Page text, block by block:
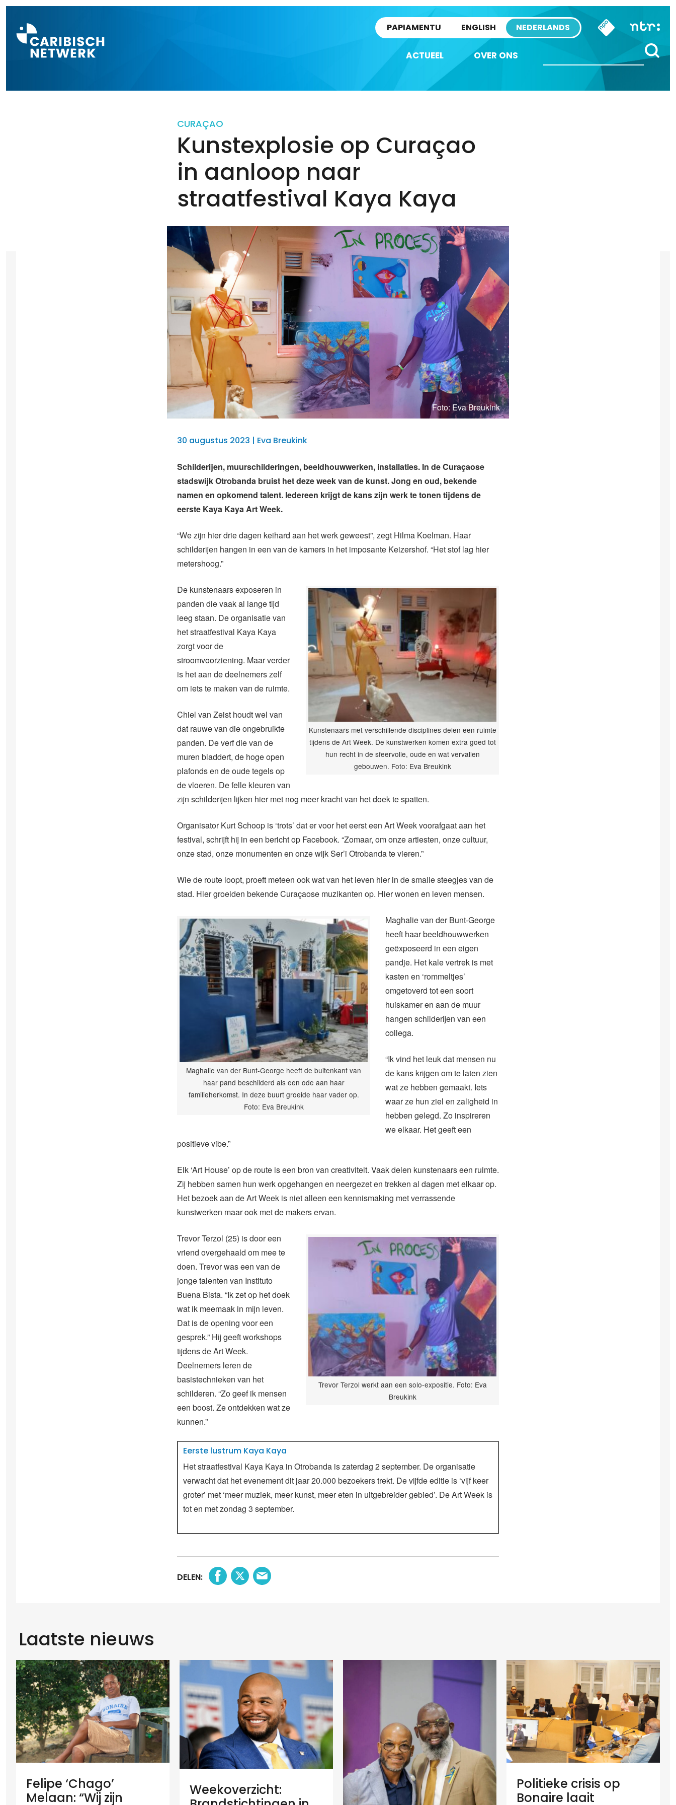
PAPIAMENTU ENGLISH NEDERLANDS
ACTUEEL OVER ONS
CURAÇAO
Kunstexplosie op Curaçao
in aanloop naar
straatfestival Kaya Kaya
Foto: Eva Breukink
30 augustus 2023 | Eva Breukink
Schilderijen, muurschilderingen, beeldhouwwerken, installaties. In de Curaçaose
stadswijk Otrobanda bruist het deze week van de kunst. Jong en oud, bekende
namen en opkomend talent. Iedereen krijgt de kans zijn werk te tonen tijdens de
eerste Kaya Kaya Art Week.
“We zijn hier drie dagen keihard aan het werk geweest”, zegt Hilma Koelman. Haar
schilderijen hangen in een van de kamers in het imposante Keizershof. “Het stof lag hier
metershoog.”
Kunstenaars met verschillende disciplines delen een ruimte
tijdens de Art Week. De kunstwerken komen extra goed tot
hun recht in de sfeervolle, oude en wat vervallen
gebouwen. Foto: Eva Breukink
De kunstenaars exposeren in
panden die vaak al lange tijd
leeg staan. De organisatie van
het straatfestival Kaya Kaya
zorgt voor de
stroomvoorziening. Maar verder
is het aan de deelnemers zelf
om iets te maken van de ruimte.
Chiel van Zeist houdt wel van
dat rauwe van die ongebruikte
panden. De verf die van de
muren bladdert, de hoge open
plafonds en de oude tegels op
de vloeren. De felle kleuren van
zijn schilderijen lijken hier met nog meer kracht van het doek te spatten.
Organisator Kurt Schoop is ‘trots’ dat er voor het eerst een Art Week voorafgaat aan het
festival, schrijft hij in een bericht op Facebook. “Zomaar, om onze artiesten, onze cultuur,
onze stad, onze monumenten en onze wijk Ser’i Otrobanda te vieren.”
Wie de route loopt, proeft meteen ook wat van het leven hier in de smalle steegjes van de
stad. Hier groeiden bekende Curaçaose muzikanten op. Hier wonen en leven mensen.
Maghalie van der Bunt-George heeft de buitenkant van
haar pand beschilderd als een ode aan haar
familieherkomst. In deze buurt groeide haar vader op.
Foto: Eva Breukink
Maghalie van der Bunt-George
heeft haar beeldhouwwerken
geëxposeerd in een eigen
pandje. Het kale vertrek is met
kasten en ‘rommeltjes’
omgetoverd tot een soort
huiskamer en aan de muur
hangen schilderijen van een
collega.
“Ik vind het leuk dat mensen nu
de kans krijgen om te laten zien
wat ze hebben gemaakt. Iets
waar ze hun ziel en zaligheid in
hebben gelegd. Zo inspireren
we elkaar. Het geeft een
positieve vibe.”
Elk ‘Art House’ op de route is een bron van creativiteit. Vaak delen kunstenaars een ruimte.
Zij hebben samen hun werk opgehangen en neergezet en trekken al dagen met elkaar op.
Het bezoek aan de Art Week is niet alleen een kennismaking met verrassende
kunstwerken maar ook met de makers ervan.
Trevor Terzol werkt aan een solo-expositie. Foto: Eva
Breukink
Trevor Terzol (25) is door een
vriend overgehaald om mee te
doen. Trevor was een van de
jonge talenten van Instituto
Buena Bista. “Ik zet op het doek
wat ik meemaak in mijn leven.
Dat is de opening voor een
gesprek.” Hij geeft workshops
tijdens de Art Week.
Deelnemers leren de
basistechnieken van het
schilderen. “Zo geef ik mensen
een boost. Ze ontdekken wat ze
kunnen.”
Eerste lustrum Kaya Kaya
Het straatfestival Kaya Kaya in Otrobanda is zaterdag 2 september. De organisatie
verwacht dat het evenement dit jaar 20.000 bezoekers trekt. De vijfde editie is ‘vijf keer
groter’ met ‘meer muziek, meer kunst, meer eten in uitgebreider gebied’. De Art Week is
tot en met zondag 3 september.
DELEN:
Laatste nieuws
Felipe ‘Chago’
Melaan: “Wij zijn
Weekoverzicht:
Politieke crisis op
Bonaire laait